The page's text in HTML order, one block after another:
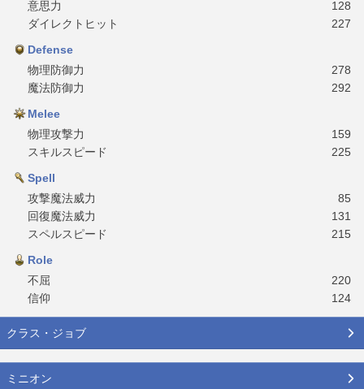
意思力
128
ダイレクトヒット
227
Defense
物理防御力
278
魔法防御力
292
Melee
物理攻撃力
159
スキルスピード
225
Spell
攻撃魔法威力
85
回復魔法威力
131
スペルスピード
215
Role
不屈
220
信仰
124
クラス・ジョブ
ミニオン